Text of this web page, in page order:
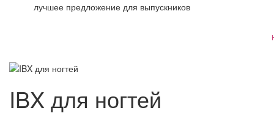
лучшее предложение для выпускников
IBX для ногтей